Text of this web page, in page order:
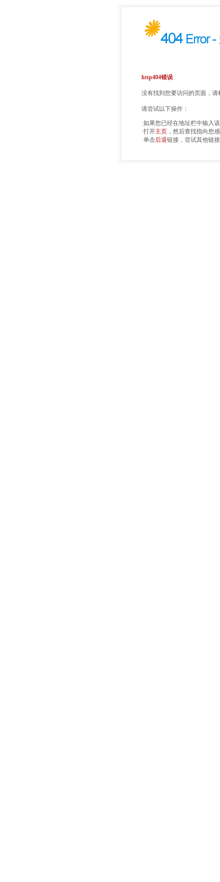
http404错误
没有找到您要访问的页面，
请尝试以下操作：
·如果您已经在地址栏中输入
·打开主页 ，然后查找指向您
·单击后退链接，尝试其他链